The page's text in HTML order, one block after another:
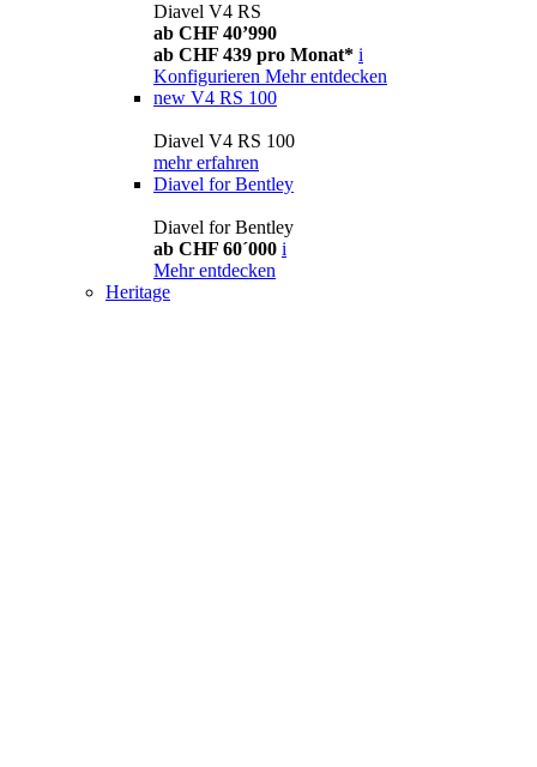
Diavel V4 RS
ab CHF 40’990
ab CHF 439 pro Monat* i
Konfigurieren Mehr entdecken
new V4 RS 100
Diavel V4 RS 100
mehr erfahren
Diavel for Bentley
Diavel for Bentley
ab CHF 60´000 i
Mehr entdecken
Heritage